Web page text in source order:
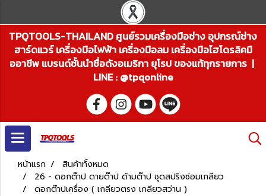
TPQTOOLS-THAILAND ศูนย์รวมเครื่องมือช่าง อุปกรณ์ช่าง
ฮาร์ดแวร์ เครื่องมือไฟฟ้า เครื่องมือลม เครื่องมือไฮโดรลิคมื
ออาชีพ แบรนด์ชั้นนำชื่อดังอเมริกา ยุโรป ของแท้ทุกรายการ |
LINE : @tpqonline
หน้าแรก
สินค้าทั้งหมด
26 - ดอกต๊าป ดายต๊าป ด้ามต๊าป ชุดสปริงซ่อมเกลียว
ดอกต๊าปเครื่อง ( เกลียวตรง เกลียวสว่าน )